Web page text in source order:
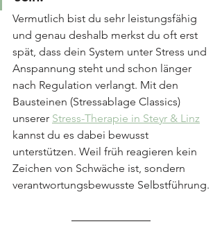
Vermutlich bist du sehr leistungsfähig
und genau deshalb merkst du oft erst
spät, dass dein System unter Stress und
Anspannung steht und schon länger
nach Regulation verlangt. Mit den
Bausteinen (Stressablage Classics)
unserer Stress-Therapie in Steyr & Linz
kannst du es dabei bewusst
unterstützen. Weil früh reagieren kein
Zeichen von Schwäche ist, sondern
verantwortungsbewusste Selbstführung.